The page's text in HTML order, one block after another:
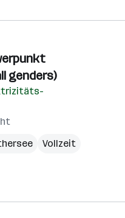
genders)
Vollzeit